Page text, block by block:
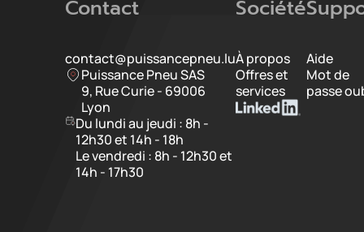
Contact
contact@puissancepneu.lu
Puissance Pneu SAS
9, Rue Curie - 69006
Lyon
Du lundi au jeudi : 8h -
12h30 et 14h - 18h
Le vendredi : 8h - 12h30 et
14h - 17h30
Société
À propos
Offres et
services
Aide
Mot de
passe